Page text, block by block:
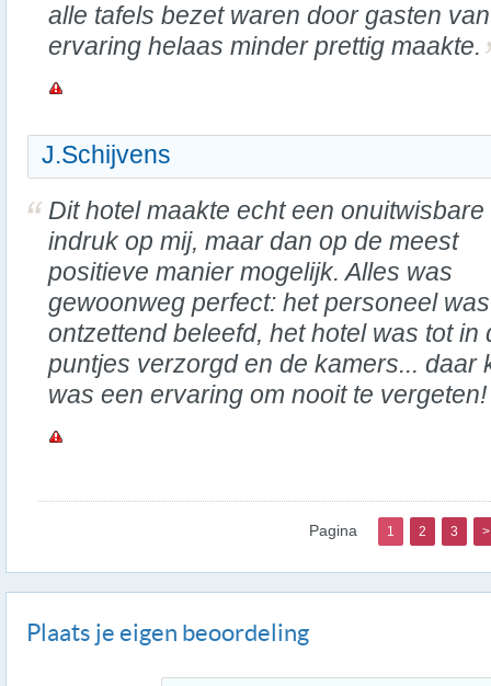
alle tafels bezet waren door gasten
ervaring helaas minder prettig maakte.
J.Schijvens
Dit hotel maakte echt een onuitwisbare
indruk op mij, maar dan op de meest
positieve manier mogelijk. Alles was
gewoonweg perfect: het personeel was
ontzettend beleefd, het hotel was tot in
puntjes verzorgd en de kamers... daar
was een ervaring om nooit te vergeten!
Pagina 1 2 3 >
Plaats je eigen beoordeling